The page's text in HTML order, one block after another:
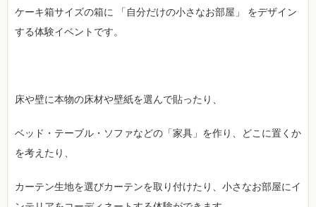
ケーキ箱サイズの箱に 「自分だけの小さなお部屋」 をデザイン
する体験イベントです。
床や壁に本物の床材や壁紙を選んで貼ったり、
ベッド・テーブル・ソファなどの「家具」を作り、どこに置くか
を考えたり、
カーテン生地を選びカーテンを取り付けたり、小さなお部屋にイ